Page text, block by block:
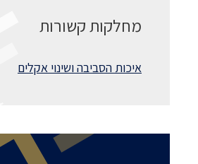
מחלקות קשורות
איכות הסביבה ושינוי אקלים